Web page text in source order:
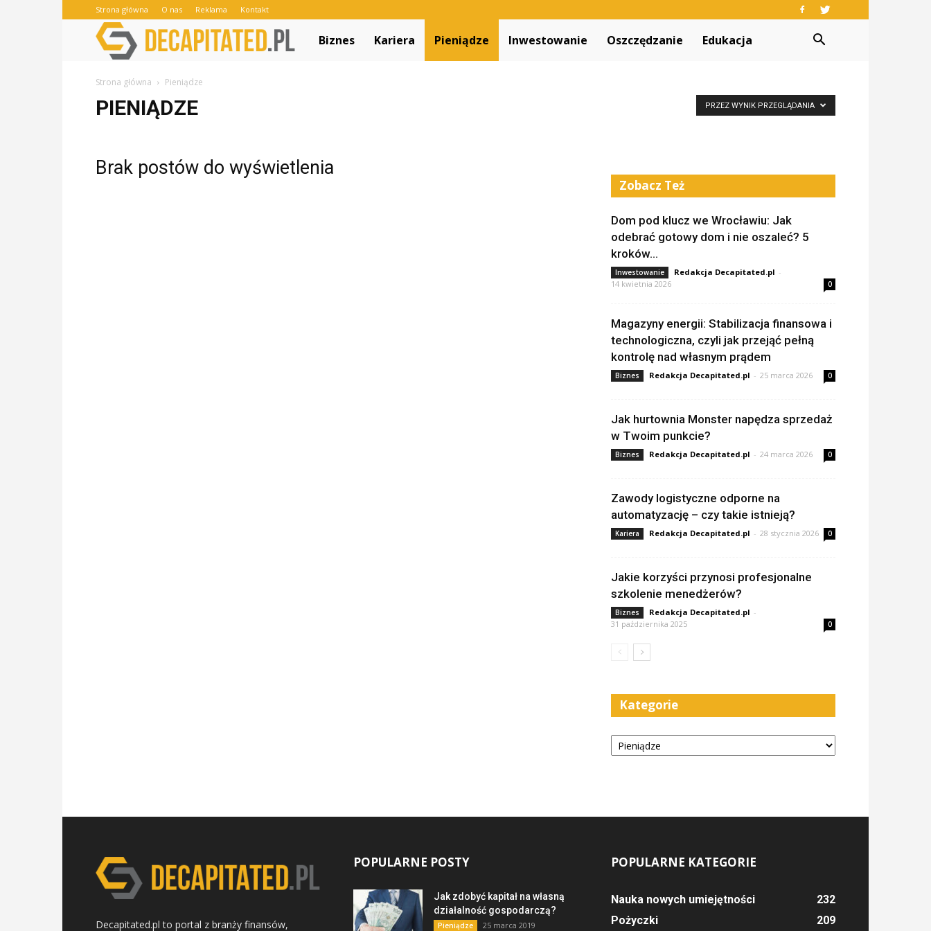
Strona główna O nas Reklama Kontakt
Decapitated.pl
Biznes Kariera Pieniądze Inwestowanie Oszczędzanie Edukacja
Strona główna Pieniądze
PIENIĄDZE PRZEZ WYNIK PRZEGLĄDANIA
Brak postów do wyświetlenia
Zobacz Też
Dom pod klucz we Wrocławiu: Jak
odebrać gotowy dom i nie oszaleć? 5
kroków...
Inwestowanie Redakcja Decapitated.pl -
14 kwietnia 2026
0
Magazyny energii: Stabilizacja finansowa i
technologiczna, czyli jak przejąć pełną
kontrolę nad własnym prądem
Biznes Redakcja Decapitated.pl - 25 marca 2026 0
Jak hurtownia Monster napędza sprzedaż
w Twoim punkcie?
Biznes Redakcja Decapitated.pl - 24 marca 2026 0
Zawody logistyczne odporne na
automatyzację – czy takie istnieją?
Kariera Redakcja Decapitated.pl - 28 stycznia 2026 0
Jakie korzyści przynosi profesjonalne
szkolenie menedżerów?
Biznes Redakcja Decapitated.pl -
31 października 2025
0
Kategorie
Kategorie
Decapitated.pl to portal z branży finansów,
POPULARNE POSTY
Jak zdobyć kapitał na własną
działalność gospodarczą?
Pieniądze 25 marca 2019
POPULARNE KATEGORIE
Nauka nowych umiejętności
232
Pożyczki
209